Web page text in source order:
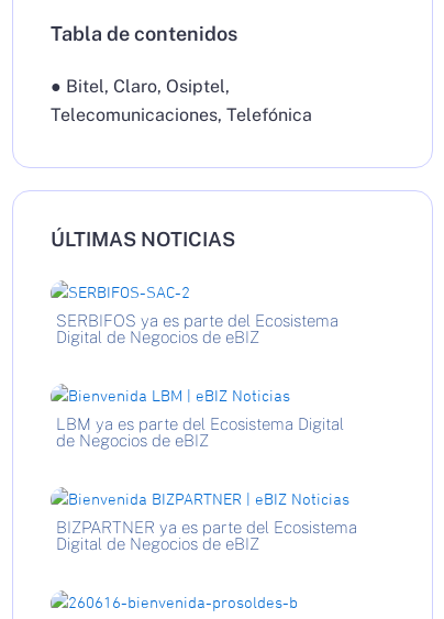
Tabla de contenidos
● Bitel, Claro, Osiptel,
Telecomunicaciones, Telefónica
ÚLTIMAS NOTICIAS
SERBIFOS ya es parte del Ecosistema
Digital de Negocios de eBIZ
LBM ya es parte del Ecosistema Digital
de Negocios de eBIZ
BIZPARTNER ya es parte del Ecosistema
Digital de Negocios de eBIZ